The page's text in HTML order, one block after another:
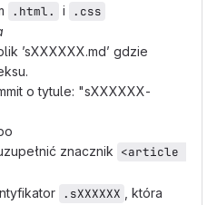
.html. i
.css
’sXXXXXX.md’ gdzie
o tytule: "sXXXXXX-
znacznik <article
.sXXXXXX
, która